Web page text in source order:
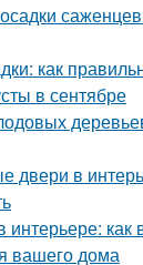
как
в сентябре
двери в
как
вашего дома